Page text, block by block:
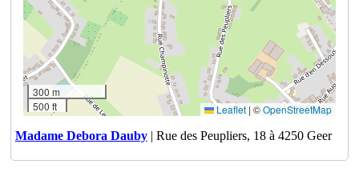
300 m
500 ft
Leaflet | ©OpenStreetMap
Madame Debora Dauby| Rue des Peupliers, 18 à 4250 Geer